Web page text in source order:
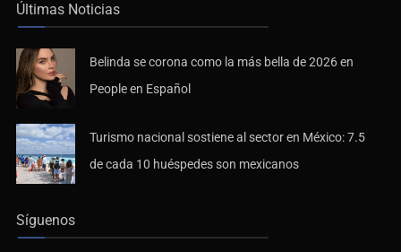
Últimas Noticias
Belinda se corona como la más bella de 2026 en
People en Español
Turismo nacional sostiene al sector en México: 7.5
de cada 10 huéspedes son mexicanos
Síguenos